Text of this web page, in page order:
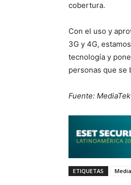
cobertura.
Con el uso y
3G y 4G,
tecnología y
personas que se
Fuente: MediaTek
ETIQUETAS